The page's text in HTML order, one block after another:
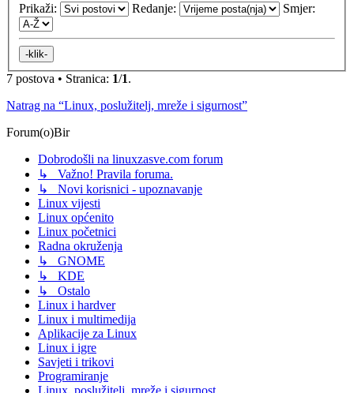
Prikaži: Redanje: Smjer:
7 postova • Stranica: 1/1.
Natrag na “Linux, poslužitelj, mreže i sigurnost”
Forum(o)Bir
Dobrodošli na linuxzasve.com forum
↳ Važno! Pravila foruma.
↳ Novi korisnici - upoznavanje
Linux vijesti
Linux općenito
Linux početnici
Radna okruženja
↳ GNOME
↳ KDE
↳ Ostalo
Linux i hardver
Linux i multimedija
Aplikacije za Linux
Linux i igre
Savjeti i trikovi
Programiranje
Linux, poslužitelj, mreže i sigurnost